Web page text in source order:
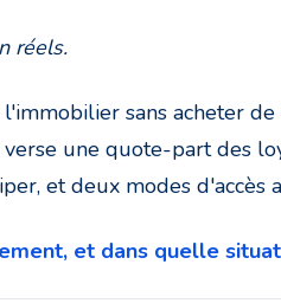
réels.
sans acheter
une quote-part des
et deux modes d'accès
et dans quelle